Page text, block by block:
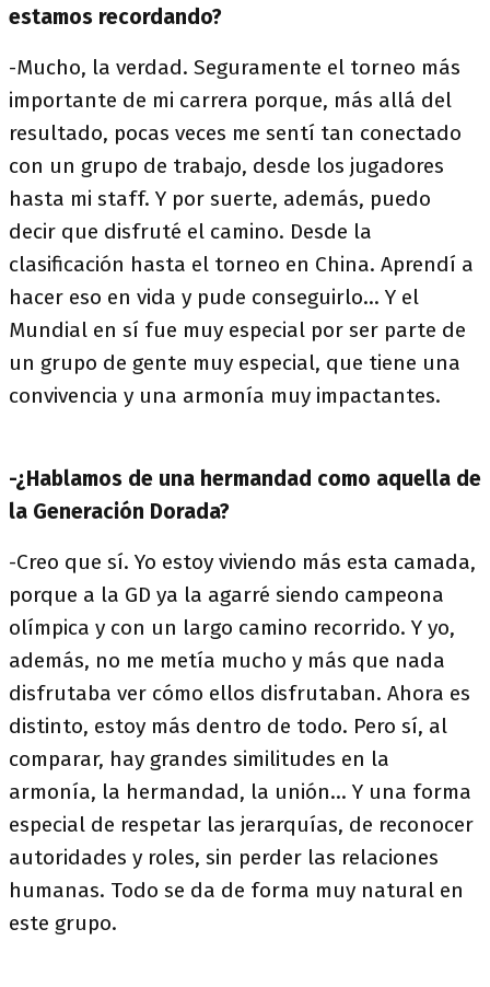
estamos recordando?
-Mucho, la verdad. Seguramente el torneo más
importante de mi carrera porque, más allá del
resultado, pocas veces me sentí tan conectado
con un grupo de trabajo, desde los jugadores
hasta mi staff. Y por suerte, además, puedo
decir que disfruté el camino. Desde la
clasificación hasta el torneo en China. Aprendí a
hacer eso en vida y pude conseguirlo… Y el
Mundial en sí fue muy especial por ser parte de
un grupo de gente muy especial, que tiene una
convivencia y una armonía muy impactantes.
-¿Hablamos de una hermandad como aquella de
la Generación Dorada?
-Creo que sí. Yo estoy viviendo más esta camada,
porque a la GD ya la agarré siendo campeona
olímpica y con un largo camino recorrido. Y yo,
además, no me metía mucho y más que nada
disfrutaba ver cómo ellos disfrutaban. Ahora es
distinto, estoy más dentro de todo. Pero sí, al
comparar, hay grandes similitudes en la
armonía, la hermandad, la unión... Y una forma
especial de respetar las jerarquías, de reconocer
autoridades y roles, sin perder las relaciones
humanas. Todo se da de forma muy natural en
este grupo.